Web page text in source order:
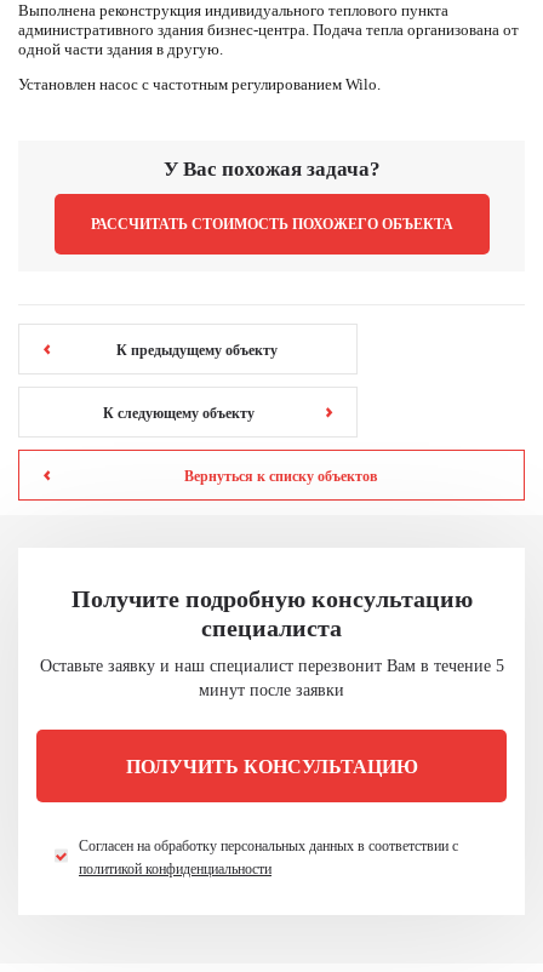
Выполнена реконструкция индивидуального теплового пункта
административного здания бизнес-центра. Подача тепла организована от
одной части здания в другую.
Установлен насос с частотным регулированием Wilo.
У Вас похожая задача?
РАССЧИТАТЬ СТОИМОСТЬ ПОХОЖЕГО ОБЪЕКТА
К предыдущему объекту
Вернуться к списку объектов
К следующему объекту
Получите подробную консультацию
специалиста
Оставьте заявку и наш специалист перезвонит Вам в течение 5
минут после заявки
ПОЛУЧИТЬ КОНСУЛЬТАЦИЮ
Согласен на обработку персональных данных в соответствии с
политикой конфиденциальности